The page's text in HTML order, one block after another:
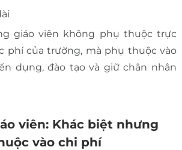
giáo viên không phụ thuộc trực
phí của trường, mà phụ thuộc vào
dụng, đào tạo và giữ chân nhân
viên: Khác biệt nhưng
vào chi phí